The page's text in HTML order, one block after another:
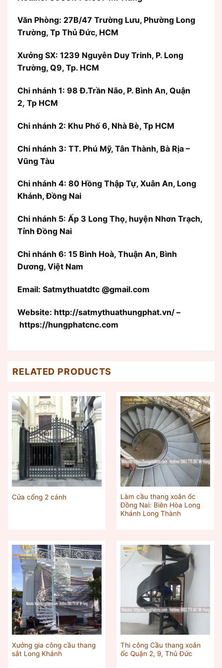
Văn Phòng: 27B/47 Trường Lưu, Phường Long
Trường, Tp Thủ Đức, HCM
Xưởng SX: 1239 Nguyễn Duy Trinh, P. Long
Trường, Q9, Tp. HCM
Chi nhánh 1: 98 Đ.Trần Não, P. Bình An, Quận
2, Tp HCM
Chi nhánh 2: Khu Phố 6, Nhà Bè, Tp HCM
Chi nhánh 3: TT. Phú Mỹ, Tân Thành, Bà Rịa –
Vũng Tàu
Chi nhánh 4: 80 Hồng Thập Tự, Xuân An, Long
Khánh, Đồng Nai
Chi nhánh 5: Ấp 3 Long Thọ, huyện Nhơn Trạch,
Tỉnh Đồng Nai
Chi nhánh 6: 15 Bình Hoà, Thuận An, Bình
Dương, Việt Nam
Email: Satmythuatdtc @gmail.com
Website: http://satmythuathungphat.vn/ –
https://hungphatcnc.com
RELATED PRODUCTS
Cửa cổng 2 cánh
Làm cầu thang xoắn ốc
Đồng Nai: Biên Hòa Long
Khánh Long Thành
Xưởng gia công cầu thang
sắt Long Khánh
Thi công Cầu thang xoắn
ốc Quận 2, 9, Thủ Đức